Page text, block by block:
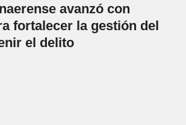
avanzó con
fortalecer la gestión del
el delito